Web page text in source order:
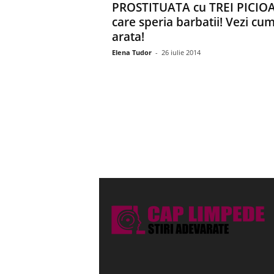
PROSTITUATA cu TREI
care speria barbatii! Vezi cum
arata!
Elena Tudor - 26 iulie 2014